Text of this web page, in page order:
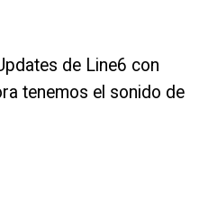
de Line6 con
tenemos el sonido de